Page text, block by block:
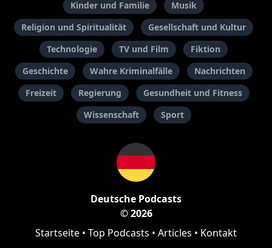
Kinder und Familie
Musik
Religion und Spiritualität
Gesellschaft und Kultur
Technologie
TV und Film
Fiktion
Geschichte
Wahre Kriminalfälle
Nachrichten
Freizeit
Regierung
Gesundheit und Fitness
Wissenschaft
Sport
Deutsche Podcasts
© 2026
Startseite • Top Podcasts • Articles • Kontakt